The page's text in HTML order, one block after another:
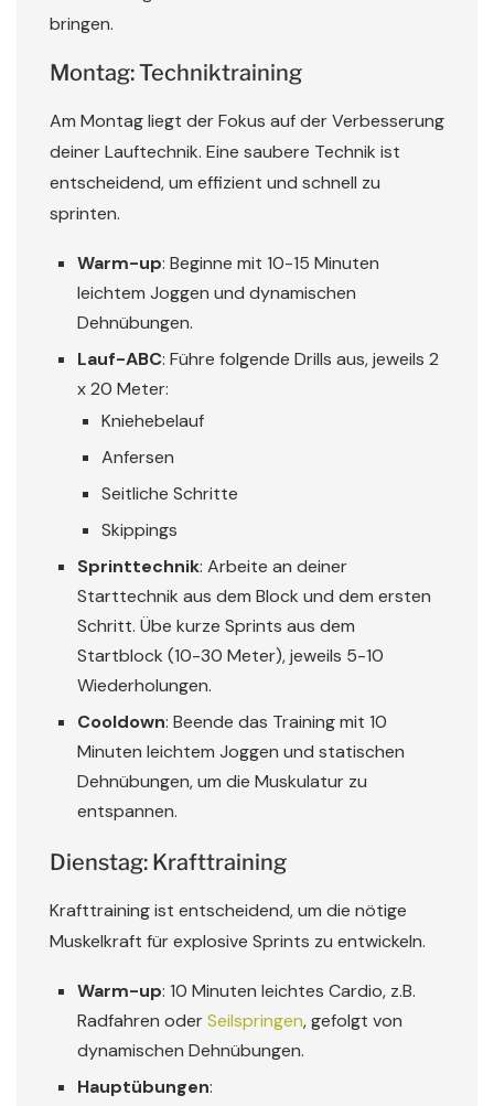
bringen.
Montag: Techniktraining
Am Montag liegt der Fokus auf der Verbesserung
deiner Lauftechnik. Eine saubere Technik ist
entscheidend, um effizient und schnell zu
sprinten.
Warm-up: Beginne mit 10-15 Minuten
leichtem Joggen und dynamischen
Dehnübungen.
Lauf-ABC: Führe folgende Drills aus, jeweils 2
x 20 Meter:
Kniehebelauf
Anfersen
Seitliche Schritte
Skippings
Sprinttechnik: Arbeite an deiner
Starttechnik aus dem Block und dem ersten
Schritt. Übe kurze Sprints aus dem
Startblock (10-30 Meter), jeweils 5-10
Wiederholungen.
Cooldown: Beende das Training mit 10
Minuten leichtem Joggen und statischen
Dehnübungen, um die Muskulatur zu
entspannen.
Dienstag: Krafttraining
Krafttraining ist entscheidend, um die nötige
Muskelkraft für explosive Sprints zu entwickeln.
Warm-up: 10 Minuten leichtes Cardio, z.B.
Radfahren oderSeilspringen, gefolgt von
dynamischen Dehnübungen.
Hauptübungen: